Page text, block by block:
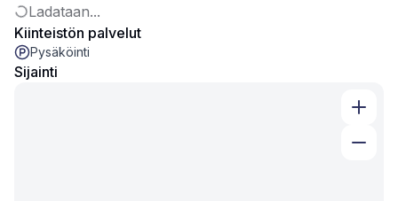
Ladataan...
Kiinteistön palvelut
Pysäköinti
Sijainti